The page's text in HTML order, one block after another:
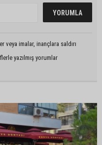
imalar, inançlara saldırı
yazılmış yorumlar